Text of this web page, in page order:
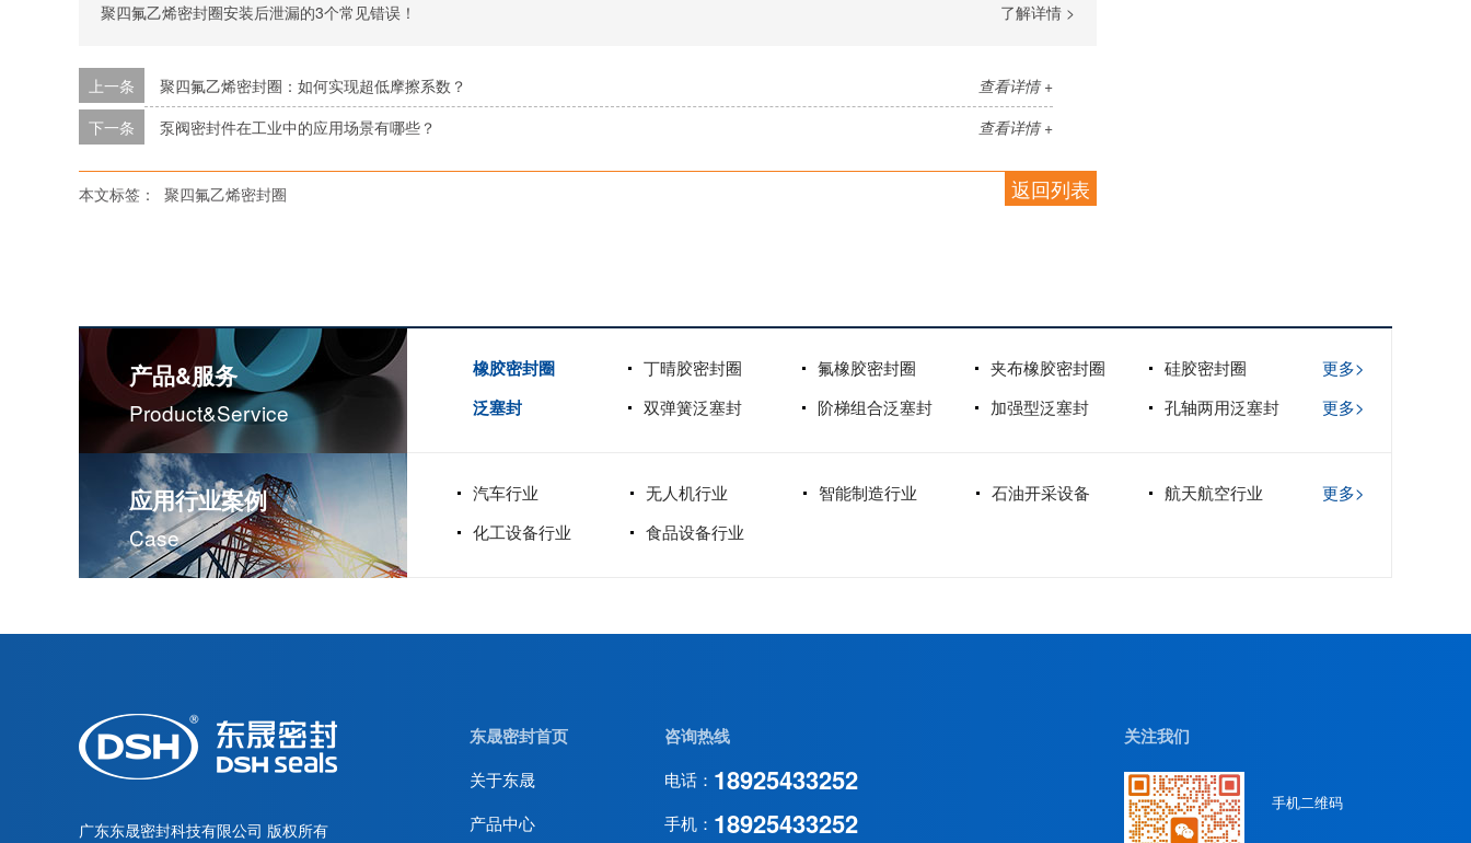
了解详情 >
聚四氟乙烯密封圈安装后泄漏的3个常见错误！‌
查看详情 +
上一条
聚四氟乙烯密封圈：如何实现超低摩擦系数？
查看详情 +
下一条 泵阀密封件在工业中的应用场景有哪些？
返回列表
本文标签： 聚四氟乙烯密封圈
产品&服务
Product&service
橡胶密封圈 丁晴胶密封圈 氟橡胶密封圈 夹布橡胶密封圈 硅胶密封圈 更多>
泛塞封 双弹簧泛塞封 阶梯组合泛塞封 加强型泛塞封 孔轴两用泛塞封 更多>
应用行业案例
Case
汽车行业 无人机行业 智能制造行业 石油开采设备
航天航空行业
化工设备行业
食品设备行业
更多>
广东东晟密封科技有限公司 版权所有
东晟密封首页
关于东晟
产品中心
咨询热线
电话： 18925433252
手机： 18925433252
关注我们
手机二维码